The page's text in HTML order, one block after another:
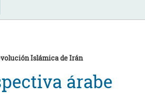
Islámica de Irán
árabe